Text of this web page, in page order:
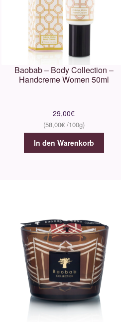
Baobab – Body Collection –
Handcreme Women 50ml
29,00€
58,00€
In den Warenkorb